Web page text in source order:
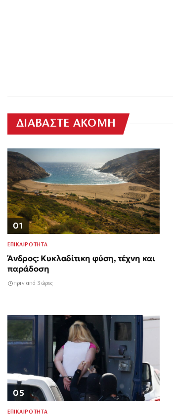
ΔΙΑΒΑΣΤΕ ΑΚΟΜΗ
01
ΕΠΙΚΑΙΡΟΤΗΤΑ
Άνδρος: Κυκλαδίτικη φύση, τέχνη και
παράδοση
πριν από 3 ώρες
05
ΕΠΙΚΑΙΡΟΤΗΤΑ